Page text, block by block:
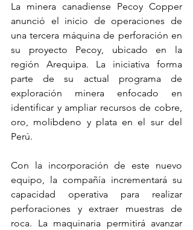
La minera canadiense Pecoy Copper
anunció el inicio de operaciones de
una tercera máquina de perforación en
su proyecto Pecoy, ubicado en la
región Arequipa. La iniciativa forma
parte de su actual programa de
exploración minera enfocado en
identificar y ampliar recursos de cobre,
oro, molibdeno y plata en el sur del
Perú.
Con la incorporación de este nuevo
equipo, la compañía incrementará su
capacidad operativa para realizar
perforaciones y extraer muestras de
roca. La maquinaria permitirá avanzar